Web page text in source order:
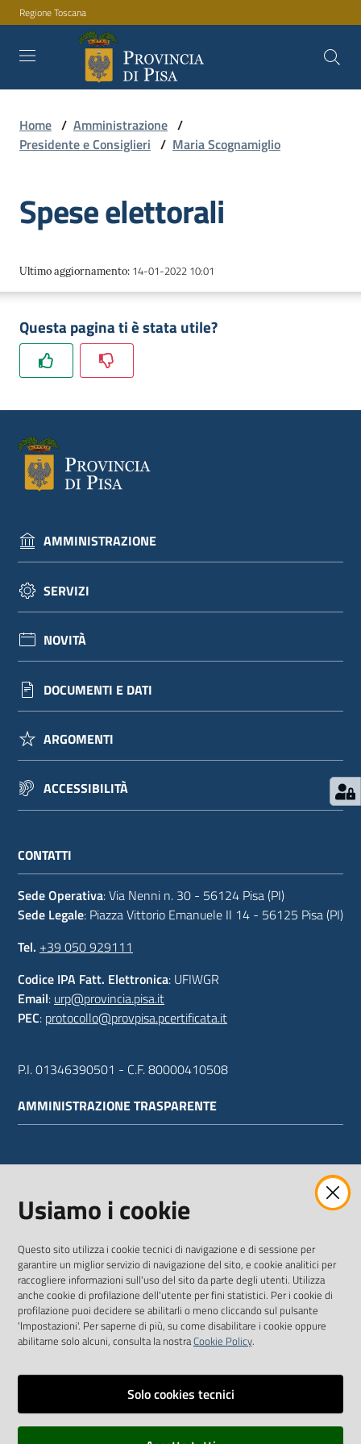
Vai al contenuto
Vai alla navigazione
Vai al footer
Regione Toscana
Amministrazione
Servizi
Novità
Documenti
e
dati
Argomenti
Seguici
su
Home / Amministrazione /
Presidente e Consiglieri / Maria Scognamiglio
Spese elettorali
Ultimo aggiornamento: 14-01-2022 10:01
Questa pagina ti è stata utile?
AMMINISTRAZIONE
SERVIZI
NOVITÀ
DOCUMENTI E DATI
ARGOMENTI
ACCESSIBILITÀ
CONTATTI
Sede Operativa: Via Nenni n. 30 - 56124 Pisa (PI)
Sede Legale: Piazza Vittorio Emanuele II 14 - 56125 Pisa (PI)
Tel. +39 050 929111
Codice IPA Fatt. Elettronica: UFIWGR
Email: urp@provincia.pisa.it
PEC: protocollo@provpisa.pcertificata.it
P.I. 01346390501 - C.F. 80000410508
AMMINISTRAZIONE TRASPARENTE
SEGUICI SU
TwitterFacebookYoutube
Vai alla pagina
Dichiarazione di accessibilità
Usiamo i cookie
Questo sito utilizza i cookie tecnici di navigazione e di sessione per
garantire un miglior servizio di navigazione del sito, e cookie analitici per
raccogliere informazioni sull'uso del sito da parte degli utenti. Utilizza
anche cookie di profilazione dell'utente per fini statistici. Per i cookie di
profilazione puoi decidere se abilitarli o meno cliccando sul pulsante
'Impostazioni'. Per saperne di più, su come disabilitare i cookie oppure
abilitarne solo alcuni, consulta la nostraCookie Policy.
Solo cookies tecnici